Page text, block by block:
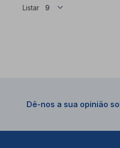
Listar
Dê-nos a sua opinião